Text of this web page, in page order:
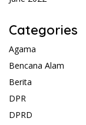
Categories
Agama
Bencana Alam
Berita
DPR
DPRD